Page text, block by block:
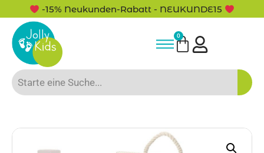
-15% Neukunden-Rabatt - NEUKUNDE15
0